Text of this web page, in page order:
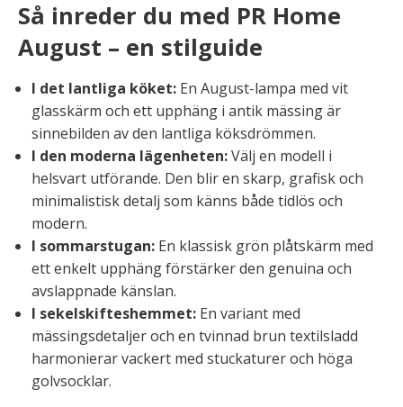
Så inreder du med PR Home
August – en stilguide
I det lantliga köket: En August-lampa med vit
glasskärm och ett upphäng i antik mässing är
sinnebilden av den lantliga köksdrömmen.
I den moderna lägenheten:Välj en modell i
helsvart utförande. Den blir en skarp, grafisk och
minimalistisk detalj som känns både tidlös och
modern.
I sommarstugan: En klassisk grön plåtskärm med
ett enkelt upphäng förstärker den genuina och
avslappnade känslan.
I sekelskifteshemmet: En variant med
mässingsdetaljer och en tvinnad brun textilsladd
harmonierar vackert med stuckaturer och höga
golvsocklar.